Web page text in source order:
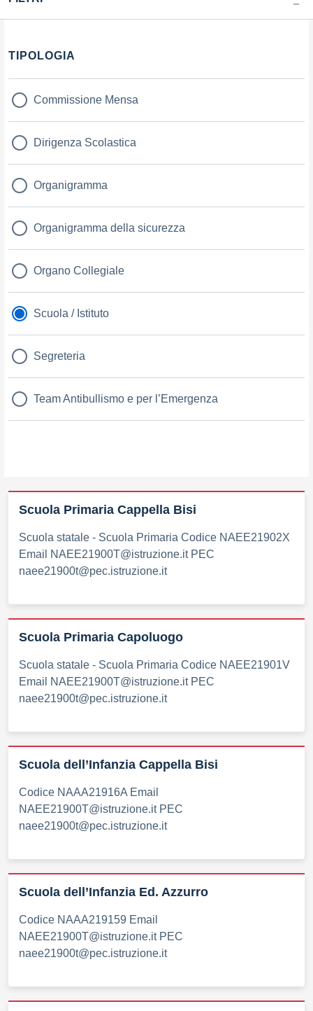
TIPOLOGIA
Commissione Mensa
Dirigenza Scolastica
Organigramma
Organigramma della sicurezza
Organo Collegiale
Scuola / Istituto
Segreteria
Team Antibullismo e per l’Emergenza
Scuola Primaria Cappella Bisi
Scuola statale - Scuola Primaria Codice NAEE21902X
Email NAEE21900T@istruzione.it PEC
naee21900t@pec.istruzione.it
Scuola Primaria Capoluogo
Scuola statale - Scuola Primaria Codice NAEE21901V
Email NAEE21900T@istruzione.it PEC
naee21900t@pec.istruzione.it
Scuola dell’Infanzia Cappella Bisi
Codice NAAA21916A Email
NAEE21900T@istruzione.it PEC
naee21900t@pec.istruzione.it
Scuola dell’Infanzia Ed. Azzurro
Codice NAAA219159 Email
NAEE21900T@istruzione.it PEC
naee21900t@pec.istruzione.it